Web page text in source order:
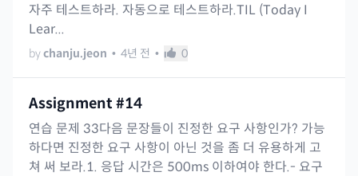
자주 테스트하라. 자동으로 테스트하라.TIL (Today I
Lear...
bychanju.jeon • 4년 전 • 0
Assignment #14
연습 문제 33다음 문장들이 진정한 요구 사항인가? 가능
하다면 진정한 요구 사항이 아닌 것을 좀 더 유용하게 고
쳐 써 보라.1. 응답 시간은 500ms 이하여야 한다.- 요구